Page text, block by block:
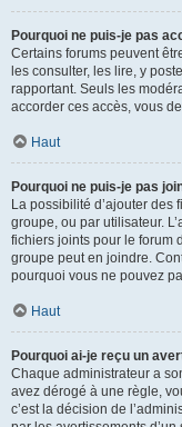
Pourquoi ne puis-je pas
Certains forums peuvent
les consulter, les lire, y
rapportant. Seuls les
accorder ces accès, vous
Haut
Pourquoi ne puis-je pas
La possibilité d’ajouter des
groupe, ou par utilisateur.
fichiers joints pour le forum
groupe peut en joindre.
pourquoi vous ne pouvez
Haut
Pourquoi ai-je reçu un
Chaque administrateur a
avez dérogé à une règle,
c’est la décision de